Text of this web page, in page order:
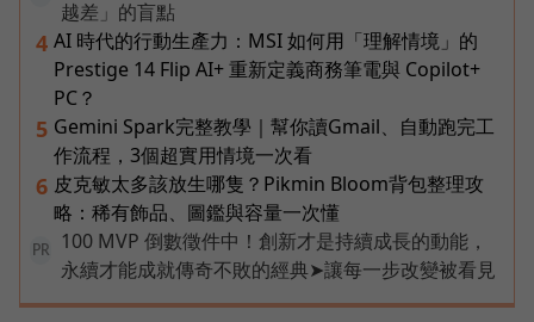
越差」的盲點
4 AI 時代的行動生產力：MSI 如何用「理解情境」的
Prestige 14 Flip AI+ 重新定義商務筆電與 Copilot+
PC？
5 Gemini Spark完整教學｜幫你讀Gmail、自動跑完工
作流程，3個超實用情境一次看
6 皮克敏太多該放生哪隻？Pikmin Bloom背包整理攻
略：稀有飾品、圖鑑與容量一次懂
PR
100 MVP 倒數徵件中！創新才是持續成長的動能，
永續才能成就傳奇不敗的經典➤讓每一步改變被看見